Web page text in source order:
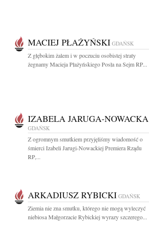
MACIEJ PŁAŻYŃSKI GDAŃSK
Z głębokim żalem i w poczuciu osobistej straty
żegnamy Macieja Płażyńskiego Posła na Sejm RP...
IZABELA JARUGA-NOWACKA
GDAŃSK
Z ogromnym smutkiem przyjęliśmy wiadomość o
śmierci Izabeli Jarugi-Nowackiej Premiera Rządu
RP,...
ARKADIUSZ RYBICKI GDAŃSK
Ziemia nie zna smutku, którego nie mogą wyleczyć
niebiosa Małgorzacie Rybickiej wyrazy szczerego...